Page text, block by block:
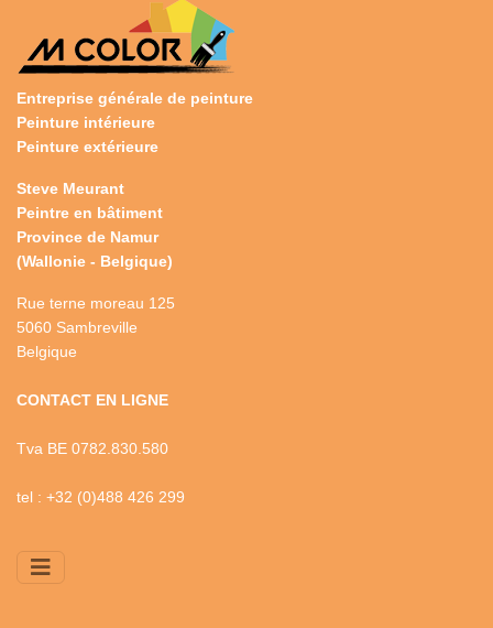
Entreprise générale de peinture
Peinture intérieure
Peinture extérieure
Steve Meurant
Peintre en bâtiment
Province de Namur
(Wallonie - Belgique)
Rue terne moreau 125
5060 Sambreville
Belgique
CONTACT EN LIGNE
Tva BE 0782.830.580
tel : +32 (0)488 426 299